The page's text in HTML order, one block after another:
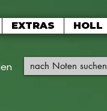
EXTRAS HOLL